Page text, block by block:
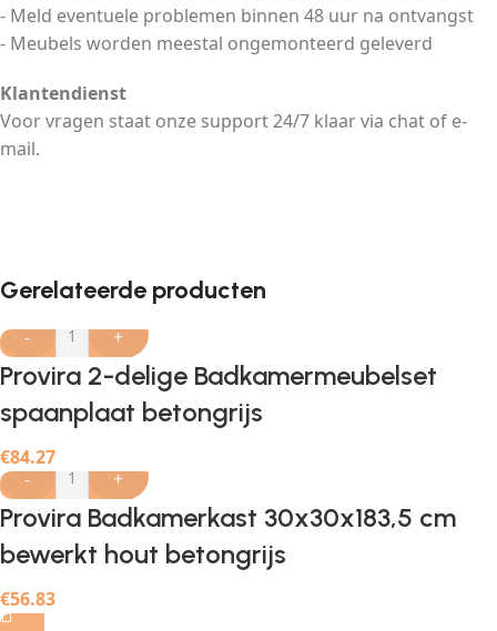
- Meld eventuele problemen binnen 48 uur na ontvangst
- Meubels worden meestal ongemonteerd geleverd
Klantendienst
Voor vragen staat onze support 24/7 klaar via chat of e-
mail.
Gerelateerde producten
- +
Provira 2-delige Badkamermeubelset
spaanplaat betongrijs
€84.27
-
+
Provira Badkamerkast 30x30x183,5 cm
bewerkt hout betongrijs
€56.83